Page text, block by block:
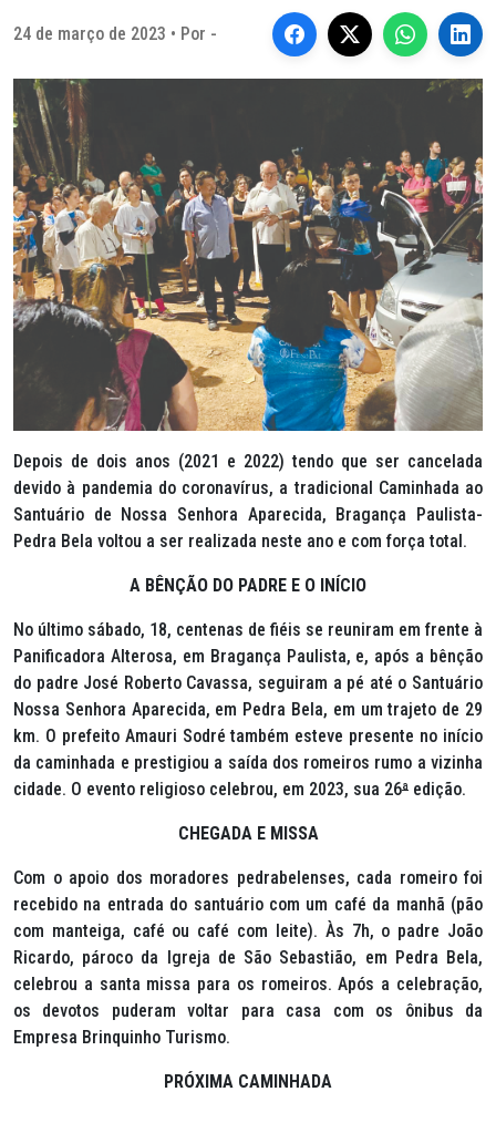
24 de março de 2023 • Por -
Depois de dois anos (2021 e 2022) tendo que ser cancelada
devido à pandemia do coronavírus, a tradicional Caminhada ao
Santuário de Nossa Senhora Aparecida, Bragança Paulista-
Pedra Bela voltou a ser realizada neste ano e com força total.
A BÊNÇÃO DO PADRE E O INÍCIO
No último sábado, 18, centenas de fiéis se reuniram em frente à
Panificadora Alterosa, em Bragança Paulista, e, após a bênção
do padre José Roberto Cavassa, seguiram a pé até o Santuário
Nossa Senhora Aparecida, em Pedra Bela, em um trajeto de 29
km. O prefeito Amauri Sodré também esteve presente no início
da caminhada e prestigiou a saída dos romeiros rumo a vizinha
cidade. O evento religioso celebrou, em 2023, sua 26ª edição.
CHEGADA E MISSA
Com o apoio dos moradores pedrabelenses, cada romeiro foi
recebido na entrada do santuário com um café da manhã (pão
com manteiga, café ou café com leite). Às 7h, o padre João
Ricardo, pároco da Igreja de São Sebastião, em Pedra Bela,
celebrou a santa missa para os romeiros. Após a celebração,
os devotos puderam voltar para casa com os ônibus da
Empresa Brinquinho Turismo.
PRÓXIMA CAMINHADA